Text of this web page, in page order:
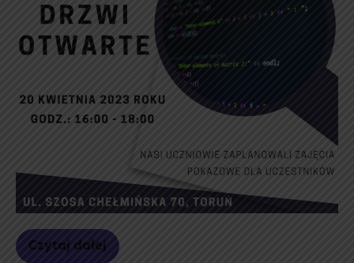
Czytaj dalej
Drzwi